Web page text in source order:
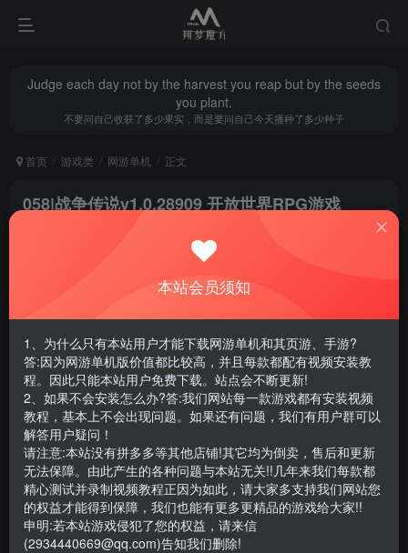
Judge each day not by the harvest you reap but by the seeds
you plant.
不要问自己收获了多少果实，而是要问自己今天播种了多少种子
首页 游戏类 网游单机 正文
058|战争传说v1.0.28909 开放世界RPG游戏
战争传说
游戏大小 9.1GB
游戏版本 v1.0.28909
中文设置:
本站会员须知
1、为什么只有本站用户才能下载网游单机和其页游、手游?
答:因为网游单机版价值都比较高，并且每款都配有视频安装教
程。因此只能本站用户免费下载。站点会不断更新!
2、如果不会安装怎么办?答:我们网站每一款游戏都有安装视频
教程，基本上不会出现问题。如果还有问题，我们有用户群可以
解答用户疑问！
请注意:本站没有拼多多等其他店铺!其它均为倒卖，售后和更新
无法保障。由此产生的各种问题与本站无关!!几年来我们每款都
精心测试并录制视频教程正因为如此，请大家多支持我们网站您
的权益才能得到保障，我们也能有更多更精品的游戏给大家!!
申明:若本站游戏侵犯了您的权益，请来信
(2934440669@qq.com)告知我们删除!